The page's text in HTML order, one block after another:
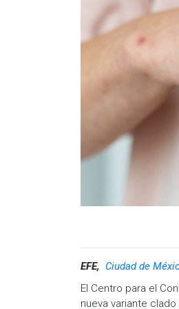
activa y esfuerzos
viven con VIH"
,
Pese a ello, afirmó
conocimiento de
ha incluido la
Tedros también
enfermedad al
Teniendo en
el mundo más de
Visita y accede a
EFE, Ciudad de
El Centro para el
nueva variante